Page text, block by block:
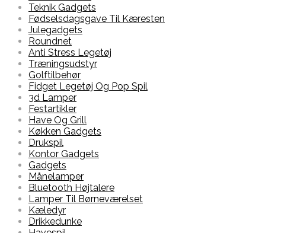
Teknik Gadgets
Fødselsdagsgave Til Kæresten
Julegadgets
Roundnet
Anti Stress Legetøj
Træningsudstyr
Golftilbehør
Fidget Legetøj Og Pop Spil
3d Lamper
Festartikler
Have Og Grill
Køkken Gadgets
Drukspil
Kontor Gadgets
Gadgets
Månelamper
Bluetooth Højtalere
Lamper Til Børneværelset
Kæledyr
Drikkedunke